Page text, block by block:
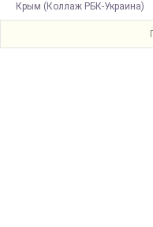
Крым (Коллаж РБК-Украина)